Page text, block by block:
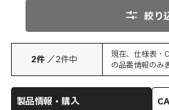
絞り
2件 ／2件中
現在、仕様表・
の品番情報のみ
製品情報・購入